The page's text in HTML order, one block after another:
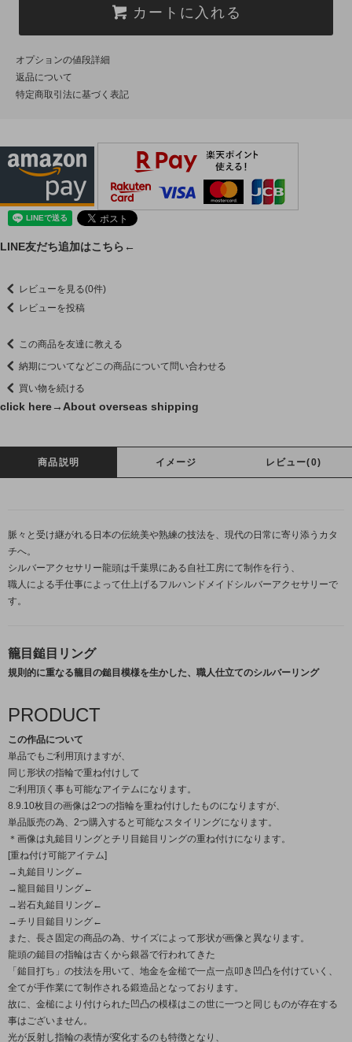
カートに入れる
オプションの値段詳細
返品について
特定商取引法に基づく表記
LINE友だち追加はこちら←
レビューを見る(0件)
レビューを投稿
この商品を友達に教える
納期についてなどこの商品について問い合わせる
買い物を続ける
click here→ About overseas shipping
商品説明 イメージ レビュー(0)
脈々と受け継がれる日本の伝統美や熟練の技法を、現代の日常に寄り添うカタ
チへ。
シルバーアクセサリー龍頭は千葉県にある自社工房にて制作を行う、
職人による手仕事によって仕上げるフルハンドメイドシルバーアクセサリーで
す。
籠目鎚目リング
規則的に重なる籠目の鎚目模様を生かした、職人仕立てのシルバーリング
PRODUCT
この作品について
単品でもご利用頂けますが、
同じ形状の指輪で重ね付けして
ご利用頂く事も可能なアイテムになります。
8.9.10枚目の画像は2つの指輪を重ね付けしたものになりますが、
単品販売の為、2つ購入すると可能なスタイリングになります。
＊画像は丸鎚目リングとチリ目鎚目リングの重ね付けになります。
[重ね付け可能アイテム]
→丸鎚目リング←
→籠目鎚目リング←
→岩石丸鎚目リング←
→チリ目鎚目リング←
また、長さ固定の商品の為、サイズによって形状が画像と異なります。
龍頭の鎚目の指輪は古くから銀器で行われてきた
「鎚目打ち」の技法を用いて、地金を金槌で一点一点叩き凹凸を付けていく、
全てが手作業にて制作される鍛造品となっております。
故に、金槌により付けられた凹凸の模様はこの世に一つと同じものが存在する
事はございません。
光が反射し指輪の表情が変化するのも特徴となり、